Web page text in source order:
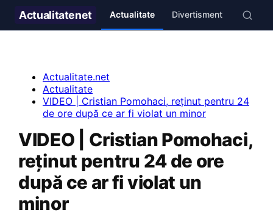
Actualitatenet Actualitate Divertisment Stil de
Actualitate.net
Actualitate
VIDEO | Cristian Pomohaci, reținut pentru 24
de ore după ce ar fi violat un minor
VIDEO | Cristian Pomohaci,
reținut pentru 24 de ore
după ce ar fi violat un
minor